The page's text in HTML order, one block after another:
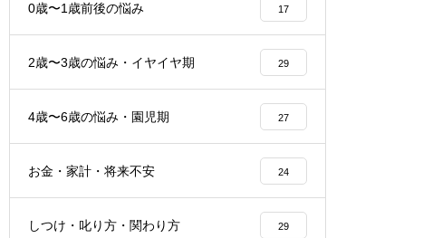
0歳〜1歳前後の悩み 17
2歳〜3歳の悩み・イヤイヤ期 29
4歳〜6歳の悩み・園児期 27
お金・家計・将来不安 24
しつけ・叱り方・関わり方 29